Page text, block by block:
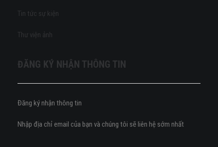
Tin tức sự kiện
Thư viện ảnh
ĐĂNG KÝ NHẬN THÔNG TIN
Đăng ký nhận thông tin
Nhập địa chỉ email của bạn và chúng tôi sẽ liên hệ sớm nhất